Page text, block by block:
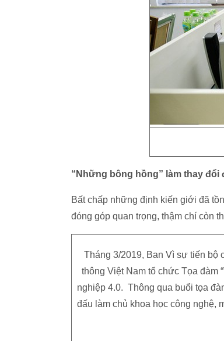
“Những bông hồng” làm thay đổi
Bất chấp những định kiến giới đã
đóng góp quan trọng, thậm chí còn
Tháng 3/2019, Ban Vì sự tiến bộ
thông Việt Nam tổ chức Tọa đàm
nghiệp 4.0. Thông qua buổi tọa
đấu làm chủ khoa học công nghệ,